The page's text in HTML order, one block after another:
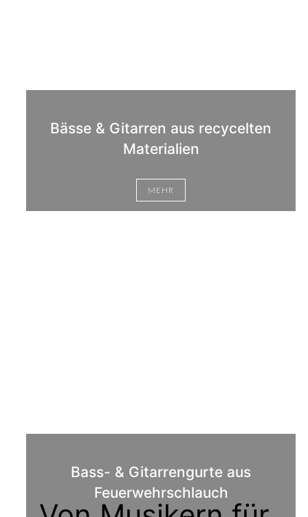
Bässe & Gitarren aus recycelten
Materialien
MEHR
Bass- & Gitarrengurte aus
Feuerwehrschlauch